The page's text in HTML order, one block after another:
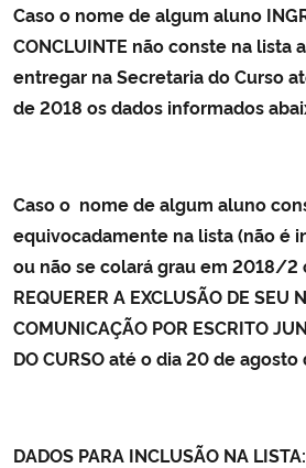
Caso o nome de algum aluno
CONCLUINTE não conste na lista
entregar na Secretaria do Curso
de 2018 os dados informados
Caso o nome de algum aluno
equivocadamente na lista (não é
ou não se colará grau em 2018/2
REQUERER A EXCLUSÃO DE SEU
COMUNICAÇÃO POR ESCRITO
DO CURSO até o dia 20 de agosto
DADOS PARA INCLUSÃO NA